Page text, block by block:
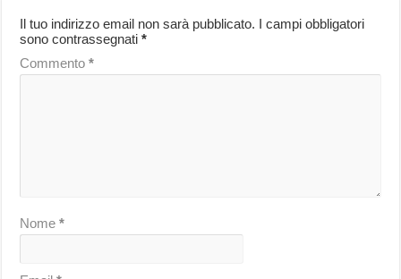
Il tuo indirizzo email non sarà pubblicato. I campi obbligatori
sono contrassegnati*
Commento*
Nome*